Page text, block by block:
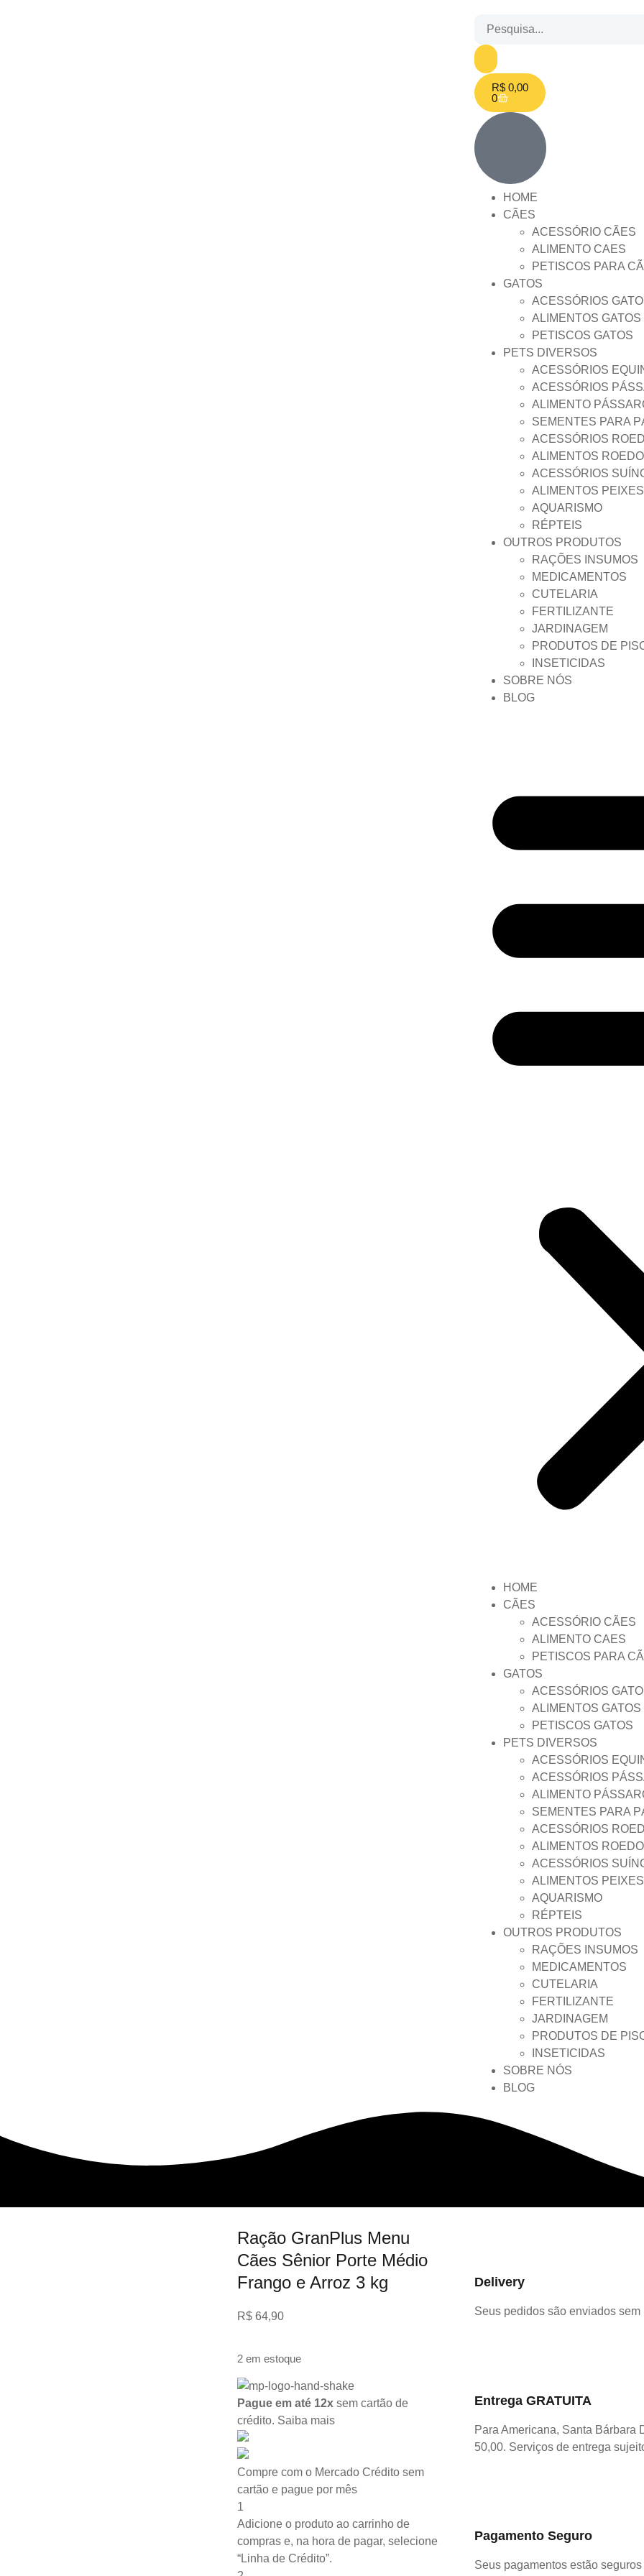
R$ 0,00
0
HOME
CÃES
ACESSÓRIO CÃES
ALIMENTO CAES
PETISCOS PARA
GATOS
ACESSÓRIOS
ALIMENTOS GATOS
PETISCOS GATOS
PETS DIVERSOS
ACESSÓRIOS
ACESSÓRIOS
ALIMENTO
SEMENTES PARA
ACESSÓRIOS
ALIMENTOS
ACESSÓRIOS
ALIMENTOS PEIXES
AQUARISMO
RÉPTEIS
OUTROS PRODUTOS
RAÇÕES INSUMOS
MEDICAMENTOS
CUTELARIA
FERTILIZANTE
JARDINAGEM
PRODUTOS DE
INSETICIDAS
SOBRE NÓS
BLOG
HOME
CÃES
ACESSÓRIO CÃES
ALIMENTO CAES
PETISCOS PARA
GATOS
ACESSÓRIOS
ALIMENTOS GATOS
PETISCOS GATOS
PETS DIVERSOS
ACESSÓRIOS
ACESSÓRIOS
ALIMENTO
SEMENTES PARA
ACESSÓRIOS
ALIMENTOS
ACESSÓRIOS
ALIMENTOS PEIXES
AQUARISMO
RÉPTEIS
OUTROS PRODUTOS
RAÇÕES INSUMOS
MEDICAMENTOS
CUTELARIA
FERTILIZANTE
JARDINAGEM
PRODUTOS DE
INSETICIDAS
SOBRE NÓS
BLOG
Ração GranPlus Menu
Cães Sênior Porte Médio
Frango e Arroz 3 kg
R$ 64,90
2 em estoque
Pague em até 12x sem cartão de
crédito. Saiba mais
Compre com o Mercado Crédito sem
cartão e pague por mês
1
Adicione o produto ao carrinho de
compras e, na hora de pagar, selecione
“Linha de Crédito”.
Delivery
Seus pedidos são enviados
Entrega GRATUITA
Para Americana, Santa Bárbara
50,00. Serviços de entrega
Pagamento Seguro
Seus pagamentos estão